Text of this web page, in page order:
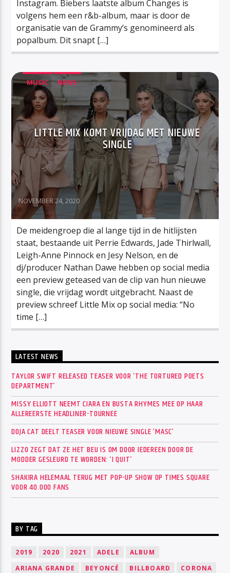
Instagram. Biebers laatste album Changes is
volgens hem een r&b-album, maar is door de
organisatie van de Grammy’s genomineerd als
popalbum. Dit snapt […]
MUSIC NEWS
LITTLE MIX KOMT VRIJDAG MET NIEUWE
SINGLE
NOVEMBER 24, 2020
De meidengroep die al lange tijd in de hitlijsten
staat, bestaande uit Perrie Edwards, Jade Thirlwall,
Leigh-Anne Pinnock en Jesy Nelson, en de
dj/producer Nathan Dawe hebben op social media
een preview geteased van de clip van hun nieuwe
single, die vrijdag wordt uitgebracht. Naast de
preview schreef Little Mix op social media: “No
time […]
LATEST NEWS
TAYLOR SWIFT RELEASED TEASER VOOR ‘THE TORTURED POETS
DEPARTMENT’
MISSY ELLIOTT NEEMT CIARA EN BUSTA RHYMES MEE OP HAAR
ALLEREERSTE HEADLINER-TOURNEE
DOJA CAT DEELT TEASER VOOR NIEUWE SINGLE ‘MASC’
LIZZO ZEGT DAT ZE HET BEU IS OM DOOR IEDEREEN DOOR DE
MODDER GESLEURD TE WORDEN: ‘I QUIT’
SHAKIRA HELEMAAL TERUG MET POP-UP SHOW OP TIMES SQUARE
VOOR 40.000 FANS
BY TAG
2019 2020 2021 ADELE
ALBUM
ARIANA GRANDE
BEYONCÉ BILLBOARD
CORONA